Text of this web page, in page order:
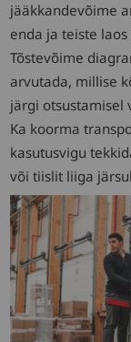
jääkkandevõime
enda ja teiste
Tõstevõime
arvutada, millise
järgi otsustamisel
Ka koorma
kasutusvigu
või tiislit liiga